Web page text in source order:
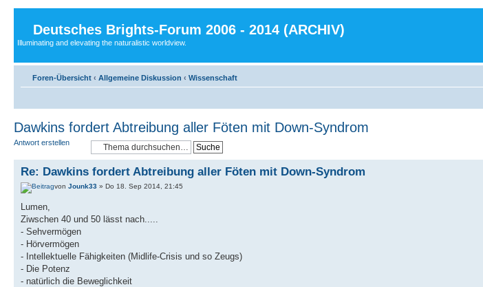
Deutsches Brights-Forum 2006 - 2014 (ARCHIV)
Illuminating and elevating the naturalistic worldview.
Foren-Übersicht ‹ Allgemeine Diskussion ‹ Wissenschaft
Dawkins fordert Abtreibung aller Föten mit Down-Syndrom
Antwort erstellen
Re: Dawkins fordert Abtreibung aller Föten mit Down-Syndrom
von Jounk33 » Do 18. Sep 2014, 21:45
Lumen,
Ziwschen 40 und 50 lässt nach.....
- Sehvermögen
- Hörvermögen
- Intellektuelle Fähigkeiten (Midlife-Crisis und so Zeugs)
- Die Potenz
- natürlich die Beweglichkeit